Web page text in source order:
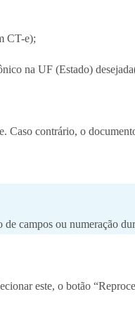
CT-e);
na UF (Estado)
Caso contrário, o
campos ou numeração
este, o botão